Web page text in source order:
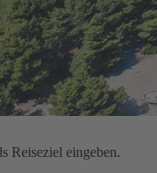
Reiseziel eingeben.